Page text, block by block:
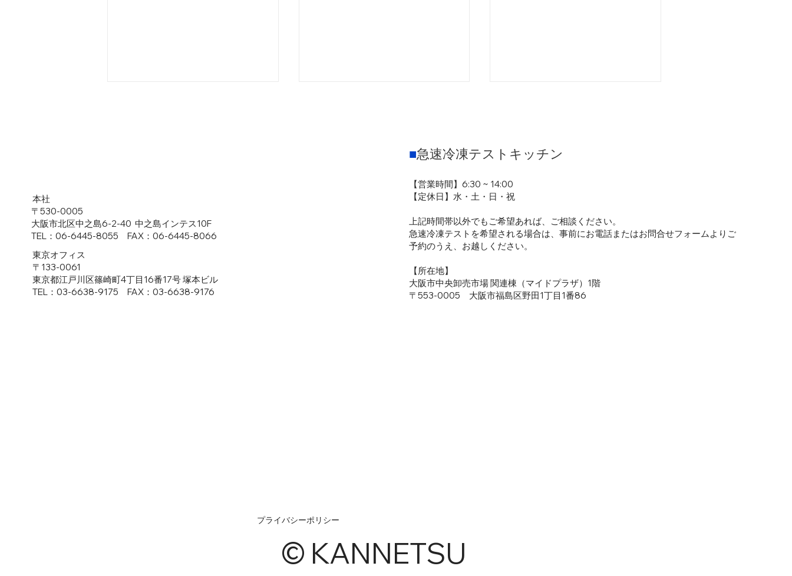
日本醸造機械用品総合展示会
ゴールデンウィーク休業期間
​本社
〒530-0005
大阪市北区中之島6-2-40 中之島インテス10F
TEL：06-6445-8055 FAX：06-6445-8066
東京オフィス
〒133-0061
東京都江戸川区篠崎町4丁目16番17号 塚本ビル
TEL：03-6638-9175 FAX：03-6638-9176
■急速冷凍テストキッチン
【営業時間】6:30 ~ 14:00
【定休日】水・土・日・祝
上記時間帯以外でもご希望あれば、ご相談ください。
急速冷凍テストを希望される場合は、事前にお電話またはお問合せフォームよりご
予約のうえ、お越しください。
【所在地】
大阪市中央卸売市場 関連棟（マイドプラザ）1階
〒553-0005 大阪市福島区野田1丁目1番86​
プライバシーポリシー
© KANNETSU